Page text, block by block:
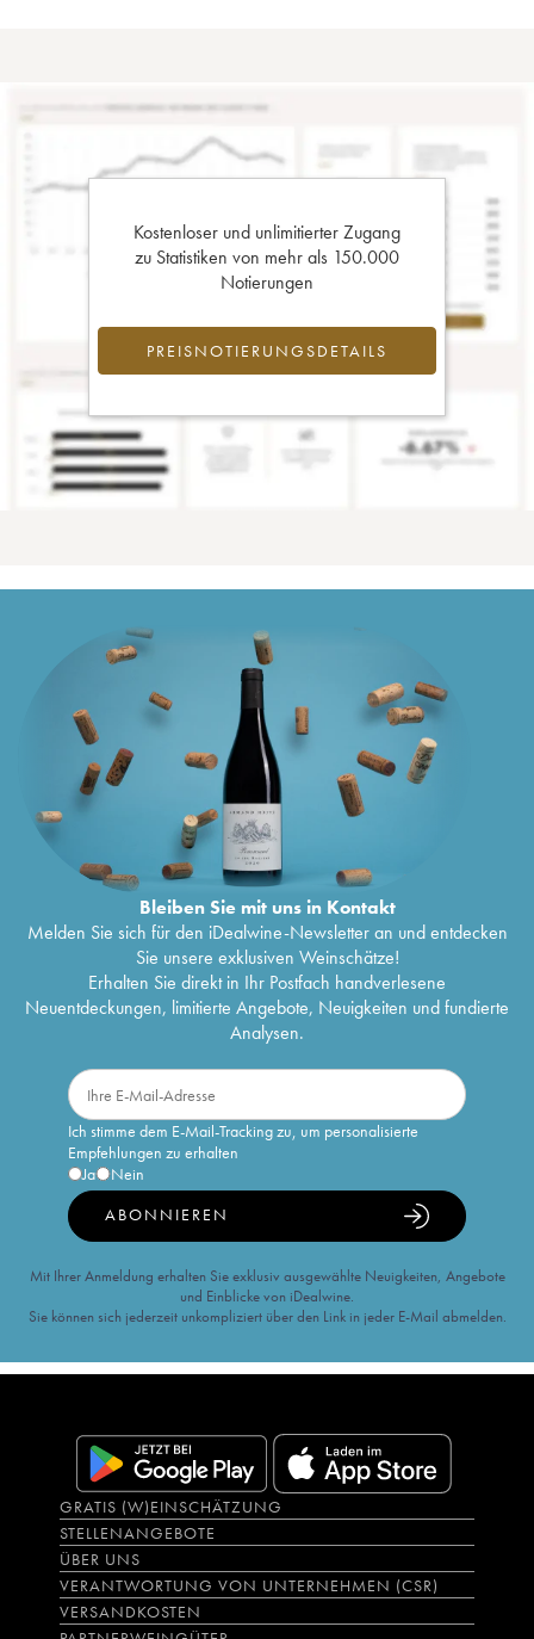
Kostenloser und unlimitierter Zugang
zu Statistiken von mehr als 150.000
Notierungen
PREISNOTIERUNGSDETAILS
Bleiben Sie mit uns in Kontakt
Melden Sie sich für den iDealwine-Newsletter an und entdecken
Sie unsere exklusiven Weinschätze!
Erhalten Sie direkt in Ihr Postfach handverlesene
Neuentdeckungen, limitierte Angebote, Neuigkeiten und fundierte
Analysen.
Ich stimme dem E-Mail-Tracking zu, um personalisierte
Empfehlungen zu erhalten
Ja
Nein
ABONNIEREN
Mit Ihrer Anmeldung erhalten Sie exklusiv ausgewählte Neuigkeiten, Angebote
und Einblicke von iDealwine.
Sie können sich jederzeit unkompliziert über den Link in jeder E-Mail abmelden.
GRATIS (W)EINSCHÄTZUNG
STELLENANGEBOTE
ÜBER UNS
VERANTWORTUNG VON UNTERNEHMEN (CSR)
VERSANDKOSTEN